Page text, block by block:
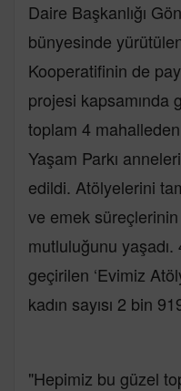
Daire Başkanlığı
bünyesinde
Kooperatifinin de
projesi kapsamında
toplam 4
Yaşam Parkı
edildi. Atölyelerini
ve emek
mutluluğunu
geçirilen ‘Evimiz
kadın sayısı 2 bin
"Hepimiz bu güzel